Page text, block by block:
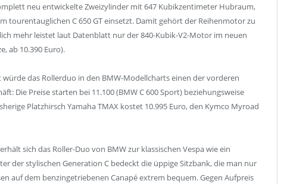
neu entwickelte Zweizylinder mit 647 Kubikzentimeter Hubraum,
tourentauglichen C 650 GT einsetzt. Damit gehört der Reihenmotor zu
mehr leistet laut Datenblatt nur der 840-Kubik-V2-Motor im neuen
ab 10.390 Euro).
würde das Rollerduo in den BMW-Modellcharts einen der vorderen
Die Preise starten bei 11.100 (BMW C 600 Sport) beziehungsweise
Platzhirsch Yamaha TMAX kostet 10.995 Euro, den Kymco Myroad
sich das Roller-Duo von BMW zur klassischen Vespa wie ein
der stylischen Generation C bedeckt die üppige Sitzbank, die man nur
auf dem benzingetriebenen Canapé extrem bequem. Gegen Aufpreis